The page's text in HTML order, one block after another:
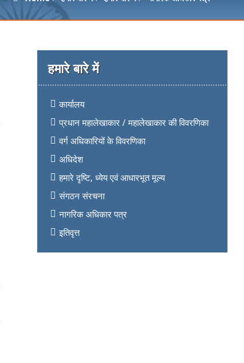
हमारे बारे में
कार्यालय
प्रधान महालेखाकार / महालेखाकार की विवरणिका
वर्ग अधिकारियों के विवरणिका
अधिदेश
हमारे दृष्टि, ध्येय एवं आधारभूत मूल्य
संगठन संरचना
नागरिक अधिकार पत्र
इतिवृत्त